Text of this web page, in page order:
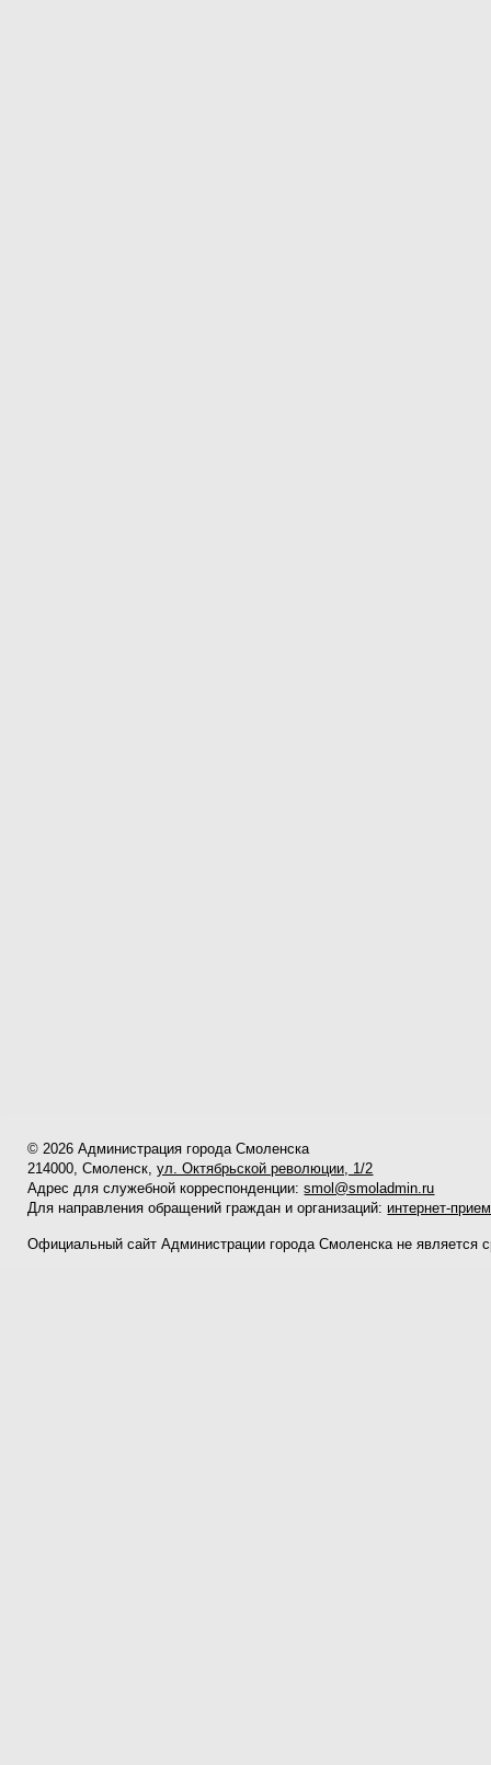
© 2026 Администрация города Смоленска
214000, Смоленск,ул. Октябрьской революции, 1/2
Адрес для служебной корреспонденции:smol@smoladmin.ru
Для направления обращений граждан и организаций: интернет-
Официальный сайт Администрации города Смоленска не является